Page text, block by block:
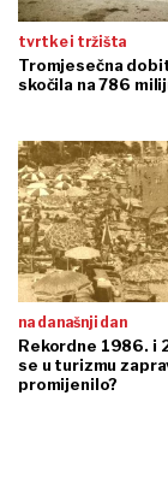
tvrtke i tržišta
Tromjesečna
skočila na 786
na današnji dan
Rekordne 1986. i
se u turizmu
promijenilo?